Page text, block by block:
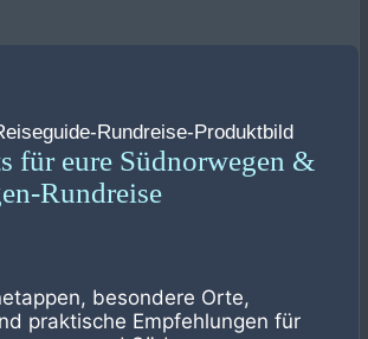
für eure Südnorwegen &
Rundreise
besondere Orte,
praktische Empfehlungen für